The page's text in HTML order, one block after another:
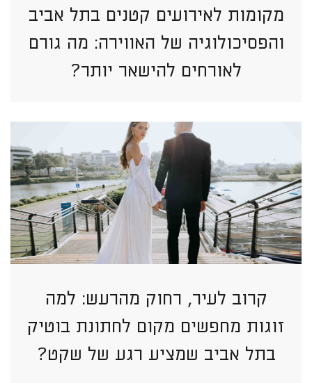
מקומות לאירועים קטנים בתל אביב
והפסיכולוגיה של האווירה: מה גורם
לאורחים להישאר יותר?
קרוב לעיר, רחוק מהרעש: למה
זוגות מחפשים מקום לחתונת בוטיק
בתל אביב שמציע רגע של שקט?